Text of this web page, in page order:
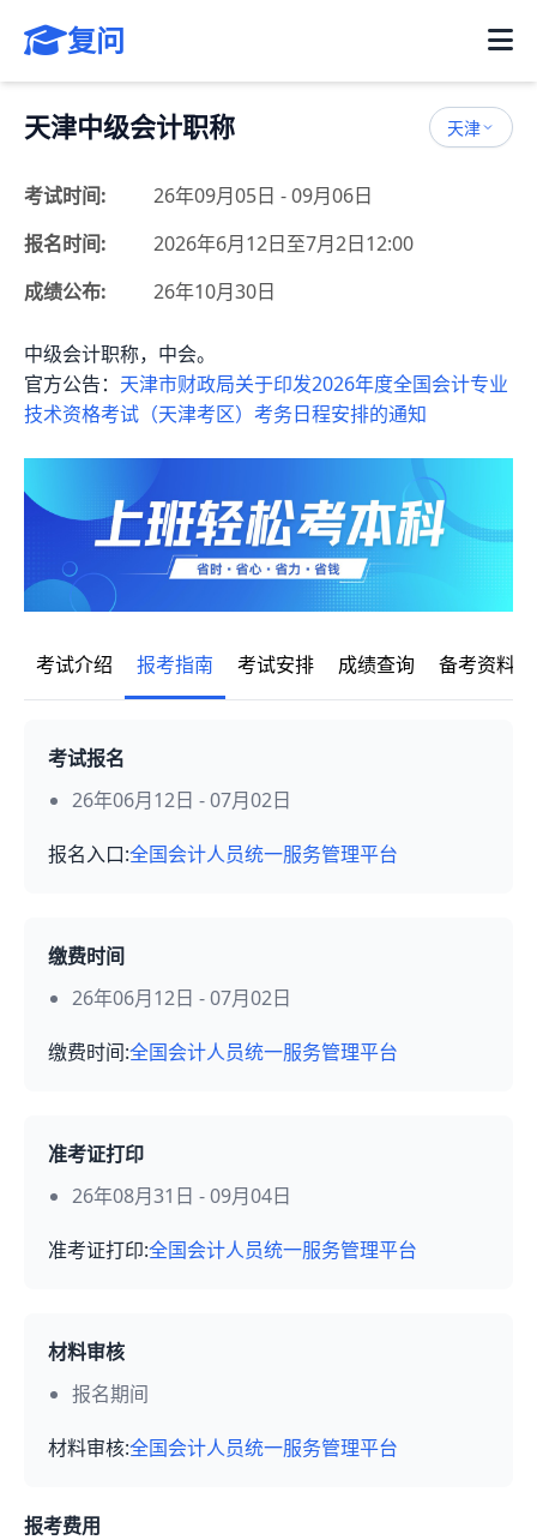
复问
天津中级会计职称 天津
考试时间:
26年09月05日 - 09月06日
报名时间:
2026年6月12日至7月2日12:00
成绩公布:
26年10月30日
中级会计职称，中会。
官方公告： 天津市财政局关于印发2026年度全国会计专业
技术资格考试（天津考区）考务日程安排的通知
考试介绍 报考指南 考试安排 成绩查询 备考资料
考试报名
26年06月12日 - 07月02日
报名入口:全国会计人员统一服务管理平台
缴费时间
26年06月12日 - 07月02日
缴费时间:全国会计人员统一服务管理平台
准考证打印
26年08月31日 - 09月04日
准考证打印:全国会计人员统一服务管理平台
材料审核
报名期间
材料审核:全国会计人员统一服务管理平台
报考费用